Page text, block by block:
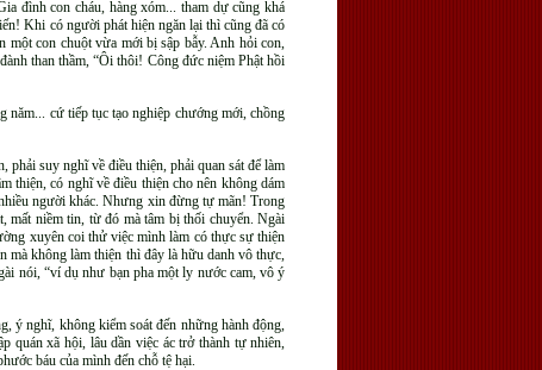
đình con cháu, hàng xóm... tham dự cũng khá
Khi có người phát hiện ngăn lại thì cũng đã có
một con chuột vừa mới bị sập bẫy. Anh hỏi con,
than thầm, “Ôi thôi! Công đức niệm Phật hồi
năm... cứ tiếp tục tạo nghiệp chướng mới, chồng
phải suy nghĩ về điều thiện, phải quan sát để làm
thiện, có nghĩ về điều thiện cho nên không dám
người khác. Nhưng xin đừng tự mãn! Trong
mất niềm tin, từ đó mà tâm bị thối chuyển. Ngài
xuyên coi thử việc mình làm có thực sự thiện
mà không làm thiện thì đây là hữu danh vô thực,
nói, “ví dụ như bạn pha một ly nước cam, vô ý
ý nghĩ, không kiểm soát đến những hành động,
quán xã hội, lâu dần việc ác trở thành tự nhiên,
báu của mình đến chỗ tệ hại.